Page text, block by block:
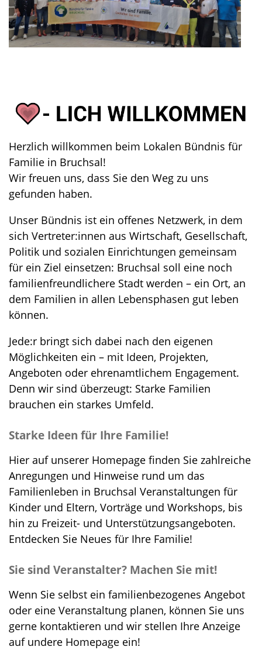
Herzlich willkommen beim Lokalen Bündnis für
Familie in Bruchsal!
Wir freuen uns, dass Sie den Weg zu uns
gefunden haben.
Unser Bündnis ist ein offenes Netzwerk, in dem
sich Vertreter:innen aus Wirtschaft, Gesellschaft,
Politik und sozialen Einrichtungen gemeinsam
für ein Ziel einsetzen: Bruchsal soll eine noch
familienfreundlichere Stadt werden – ein Ort, an
dem Familien in allen Lebensphasen gut leben
können.
Jede:r bringt sich dabei nach den eigenen
Möglichkeiten ein – mit Ideen, Projekten,
Angeboten oder ehrenamtlichem Engagement.
Denn wir sind überzeugt: Starke Familien
brauchen ein starkes Umfeld.
Starke Ideen für Ihre Familie!
Hier auf unserer Homepage finden Sie zahlreiche
Anregungen und Hinweise rund um das
Familienleben in Bruchsal Veranstaltungen für
Kinder und Eltern, Vorträge und Workshops, bis
hin zu Freizeit- und Unterstützungsangeboten.
Entdecken Sie Neues für Ihre Familie!
Sie sind Veranstalter? Machen Sie mit!
Wenn Sie selbst ein familienbezogenes Angebot
oder eine Veranstaltung planen, können Sie uns
gerne kontaktieren und wir stellen Ihre Anzeige
auf undere Homepage ein!